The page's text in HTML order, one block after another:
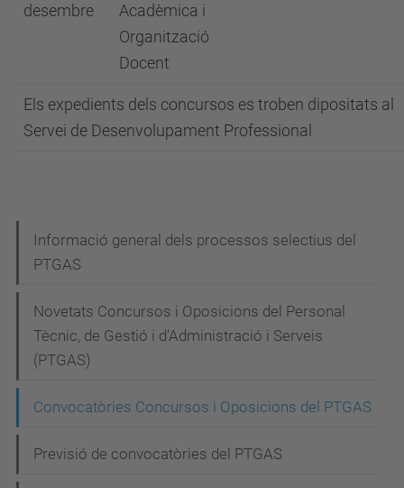
Els expedients dels concursos es troben dipositats al
Servei de Desenvolupament Professional
desembre
Acadèmica i
Organització
Docent
a
c
Informació general dels processos selectius del
PTGAS
Novetats Concursos i Oposicions del Personal
Tècnic, de Gestió i d'Administració i Serveis
(PTGAS)
Convocatòries Concursos i Oposicions del PTGAS
Previsió de convocatòries del PTGAS